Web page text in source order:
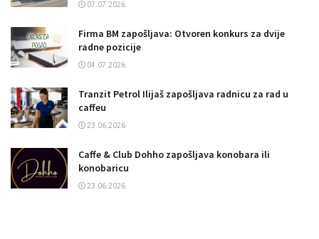
07.07.2026.
Firma BM zapošljava: Otvoren konkurs za dvije
radne pozicije
04.07.2026.
Tranzit Petrol Ilijaš zapošljava radnicu za rad u
caffeu
23.06.2026.
Caffe & Club Dohho zapošljava konobara ili
konobaricu
23.06.2026.